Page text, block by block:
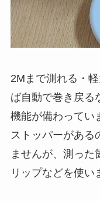
2Mまで測れる・
ば自動で巻き戻る
機能が備わってい
ストッパーがある
ませんが、測った
リップなどを使い